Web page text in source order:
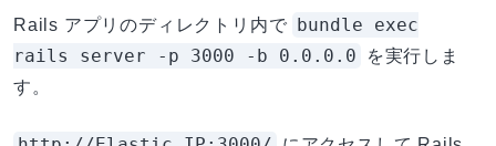
Rails アプリのディレクトリ内で bundle exec
rails server -p 3000 -b 0.0.0.0
を実行しま
す。